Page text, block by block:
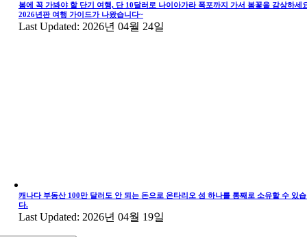
봄에 꼭 가봐야 할 단기 여행, 단 10달러로 나이아가라 폭포까지 가서 봄꽃을 감상하세
2026년판 여행 가이드가 나왔습니다~
Last Updated: 2026년 04월 24일
캐나다 부동산 100만 달러도 안 되는 돈으로 온타리오 섬 하나를 통째로 소유할 수 있
다.
Last Updated: 2026년 04월 19일